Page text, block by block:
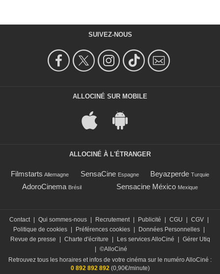
SUIVEZ-NOUS
ALLOCINÉ SUR MOBILE
ALLOCINÉ À L'ÉTRANGER
Filmstarts Allemagne SensaCine Espagne Beyazperde Turquie
AdoroCinema Brésil Sensacine México Mexique
Contact Qui sommes-nous Recrutement Publicité CGU CGV
Politique de cookies
Préférences cookies Données Personnelles
Revue de presse
Charte d'écriture Les services AlloCiné
Gérer Utiq
©AlloCiné
Retrouvez tous les horaires et infos de votre cinéma sur le numéro AlloCiné :
0 892 892 892(0,90€/minute)